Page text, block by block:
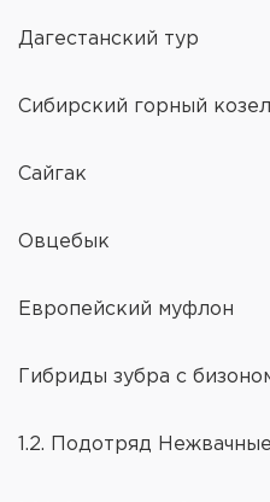
Дагестанский тур
Сибирский горный козел
Сайгак
Овцебык
Европейский муфлон
Гибриды зубра с
1.2. Подотряд Нежвачные